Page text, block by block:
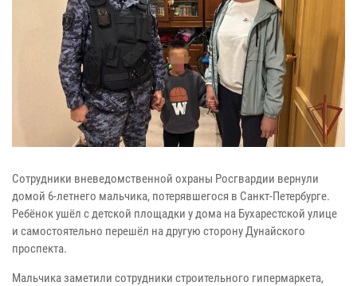
Сотрудники вневедомственной охраны Росгвардии вернули
домой 6-летнего мальчика, потерявшегося в Санкт-Петербурге.
Ребёнок ушёл с детской площадки у дома на Бухарестской улице
и самостоятельно перешёл на другую сторону Дунайского
проспекта.
Мальчика заметили сотрудники строительного гипермаркета,